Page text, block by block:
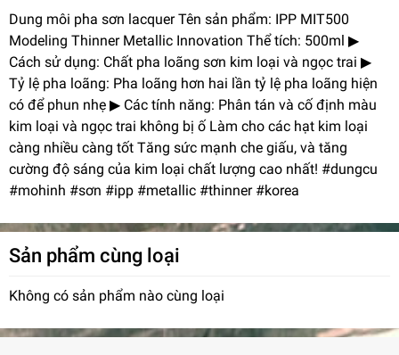
Dung môi pha sơn lacquer Tên sản phẩm: IPP MIT500
Modeling Thinner Metallic Innovation Thể tích: 500ml ▶
Cách sử dụng: Chất pha loãng sơn kim loại và ngọc trai ▶
Tỷ lệ pha loãng: Pha loãng hơn hai lần tỷ lệ pha loãng hiện
có để phun nhẹ ▶ Các tính năng: Phân tán và cố định màu
kim loại và ngọc trai không bị ố Làm cho các hạt kim loại
càng nhiều càng tốt Tăng sức mạnh che giấu, và tăng
cường độ sáng của kim loại chất lượng cao nhất! #dungcu
#mohinh #sơn #ipp #metallic #thinner #korea
Sản phẩm cùng loại
Không có sản phẩm nào cùng loại